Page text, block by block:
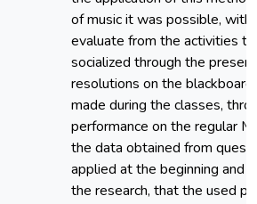
of music it was possible, with
evaluate from the activities
socialized through the
resolutions on the
made during the classes,
performance on the regular
the data obtained from
applied at the beginning and
the research, that the used